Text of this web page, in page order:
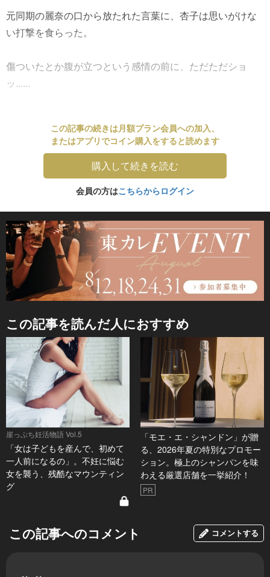
元同期の麗奈の口から放たれた言葉に、杏子は思いがけな
い打撃を食らった。
傷ついたとか腹が立つという感情の前に、ただただショ
ッ......
この記事の続きは月額プラン会員への加入、
またはアプリでコイン購入をすると読めます
購入して続きを読む
会員の方はこちらからログイン
この記事を読んだ人におすすめ
崖っぷち妊活物語 Vol.5
「女は子どもを産んで、初めて
一人前になるの」。不妊に悩む
女を襲う、残酷なマウンティン
グ
「モエ・エ・シャンドン」が贈
る、2026年夏の特別なプロモー
ション。極上のシャンパンを味
わえる厳選店舗を一挙紹介！
PR
この記事へのコメント コメントする